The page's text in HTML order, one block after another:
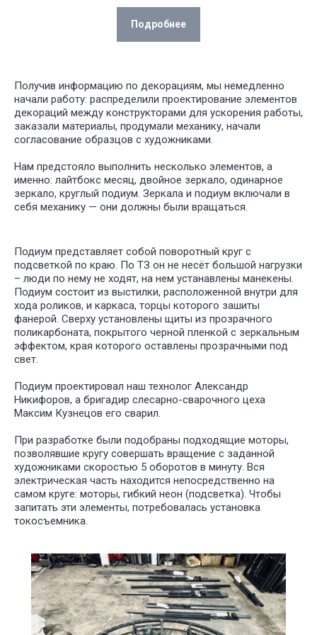
У НАС
ДЛЯ
Подробнее
Получив информацию по декорациям, мы немедленно
начали работу: распределили проектирование элементов
декораций между конструкторами для ускорения работы,
заказали материалы, продумали механику, начали
согласование образцов с художниками.
Нам предстояло выполнить несколько элементов, а
именно: лайтбокс месяц, двойное зеркало, одинарное
зеркало, круглый подиум. Зеркала и подиум включали в
себя механику — они должны были вращаться.
Вращающийся
подиум:
Подиум представляет собой поворотный круг с
подсветкой по краю. По ТЗ он не несёт большой нагрузки
– люди по нему не ходят, на нем устанавлены манекены.
Подиум состоит из выстилки, расположенной внутри для
хода роликов, и каркаса, торцы которого зашиты
фанерой. Сверху установлены щиты из прозрачного
поликарбоната, покрытого черной пленкой с зеркальным
эффектом, края которого оставлены прозрачными под
свет.
Подиум проектировал наш технолог Александр
Никифоров, а бригадир слесарно-сварочного цеха
Максим Кузнецов его сварил.
При разработке были подобраны подходящие моторы,
позволявшие кругу совершать вращение с заданной
художниками скоростью 5 оборотов в минуту. Вся
электрическая часть находится непосредственно на
самом круге: моторы, гибкий неон (подсветка). Чтобы
запитать эти элементы, потребовалась установка
токосъемника.